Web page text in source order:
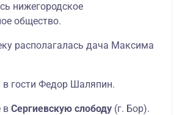
нижегородское
общество.
располагалась дача Максима
гости Федор Шаляпин.
в Сергиевскую слободу (г. Бор).